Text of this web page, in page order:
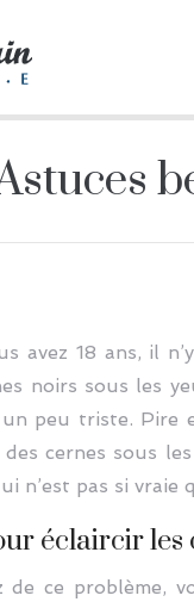
avez 18 ans, il
noirs sous les
peu triste. Pire
des cernes sous
n’est pas si
éclaircir les
ce problème,